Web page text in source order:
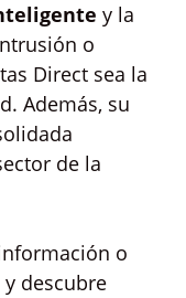
y la
o
Direct sea la
Además, su
de la
o
descubre